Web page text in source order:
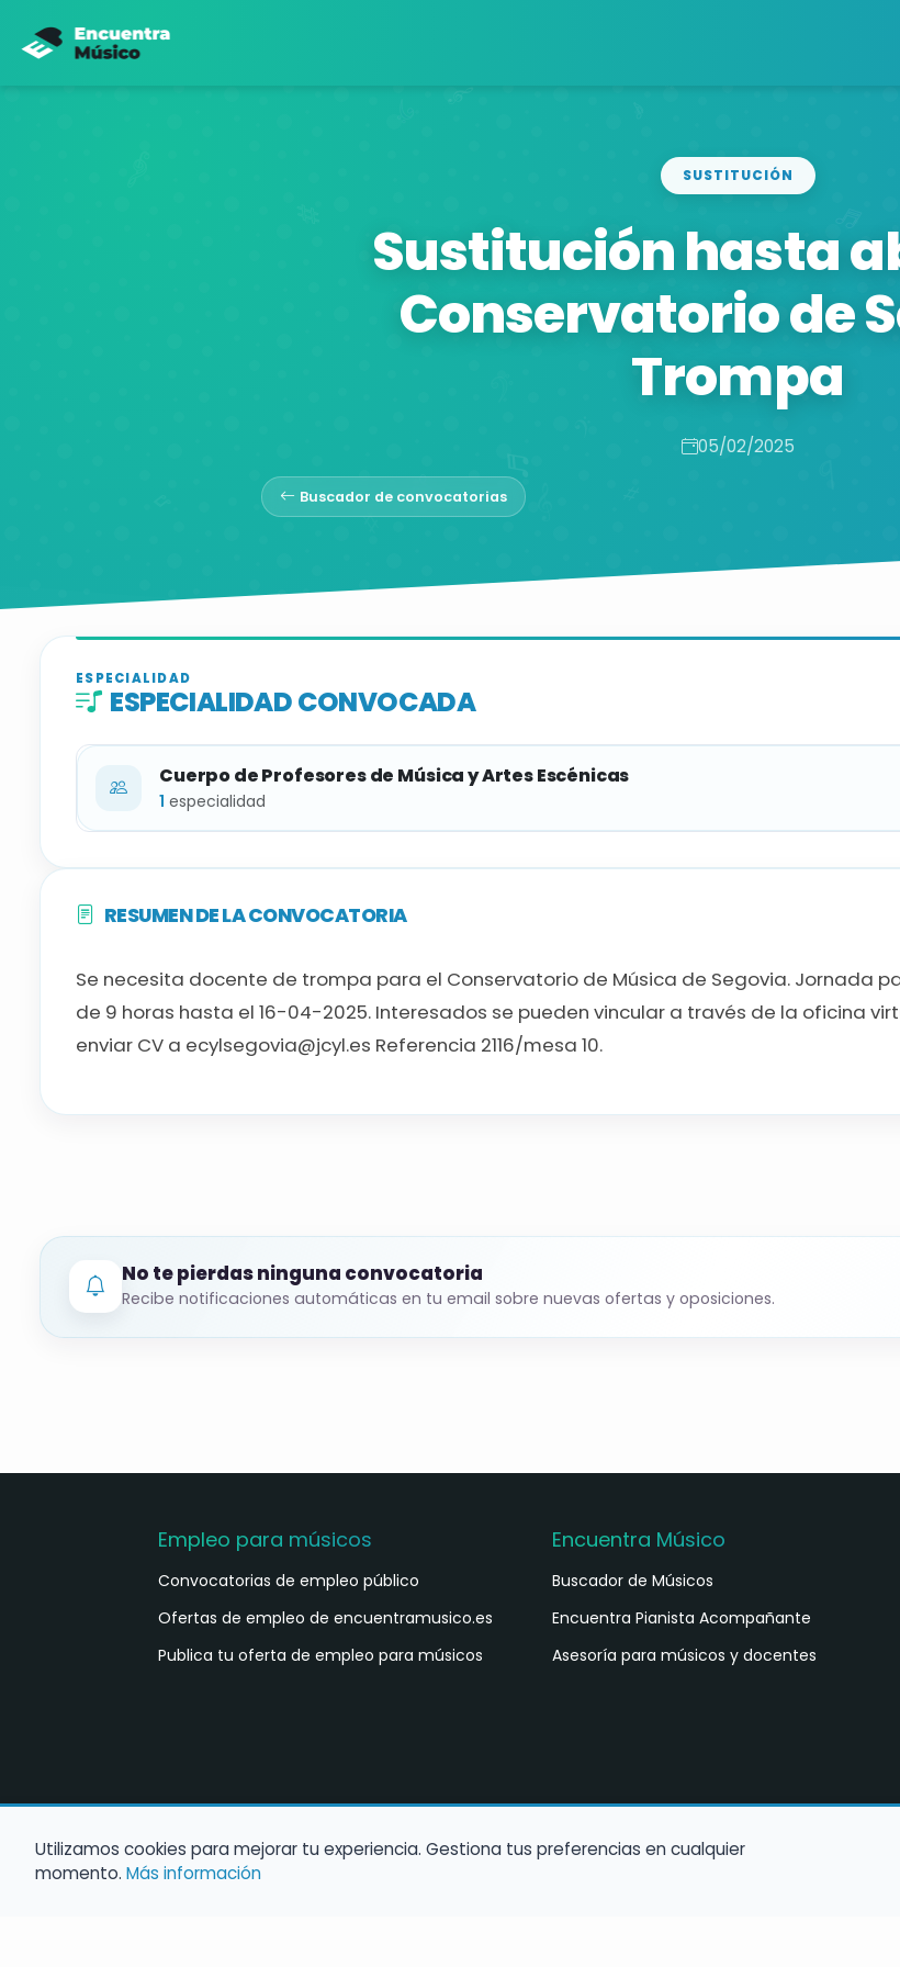
SUSTITUCIÓN
Sustitución hasta
Conservatorio de
Trompa
05/02/2025
Buscador de convocatorias
ESPECIALIDAD
ESPECIALIDAD CONVOCADA
Cuerpo de Profesores de Música y Artes Escénicas
1 especialidad
Trompa
RESUMEN DE LA CONVOCATORIA
Se necesita docente de trompa para el Conservatorio de Música de Segovia. Jornada
de 9 horas hasta el 16-04-2025. Interesados se pueden vincular a través de la oficina
enviar CV a ecylsegovia@jcyl.es Referencia 2116/mesa 10.
No te pierdas ninguna convocatoria
Recibe notificaciones automáticas en tu email sobre nuevas ofertas y oposiciones.
Empleo para músicos
Convocatorias de empleo público
Ofertas de empleo de encuentramusico.es
Publica tu oferta de empleo para músicos
Encuentra Músico
Buscador de Músicos
Encuentra Pianista Acompañante
Asesoría para músicos y docentes
Utilizamos cookies para mejorar tu experiencia. Gestiona tus preferencias en cualquier
momento. Más información